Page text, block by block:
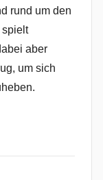
rund um den
spielt
aber
um sich